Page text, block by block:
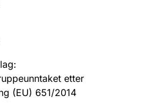
:
etter
(EU) 651/2014